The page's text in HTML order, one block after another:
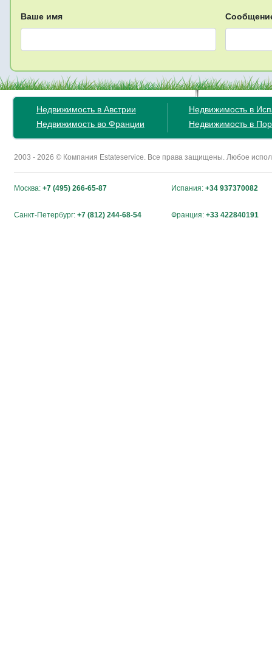
Ваше имя
Недвижимость в Австрии
Недвижимость во Франции
Недвижимость в
Недвижимость в
2003 - 2026 © Компания Estateservice. Все права защищены. Любое
Москва: +7 (495) 266-65-87 Испания: +34 937370082
Санкт-Петербург: +7 (812) 244-68-54 Франция: +33 422840191